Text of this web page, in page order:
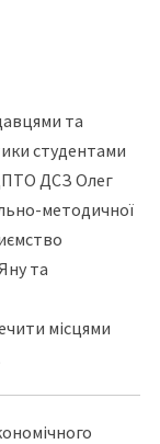
та
студентами
ДСЗ Олег
методичної
та
місцями